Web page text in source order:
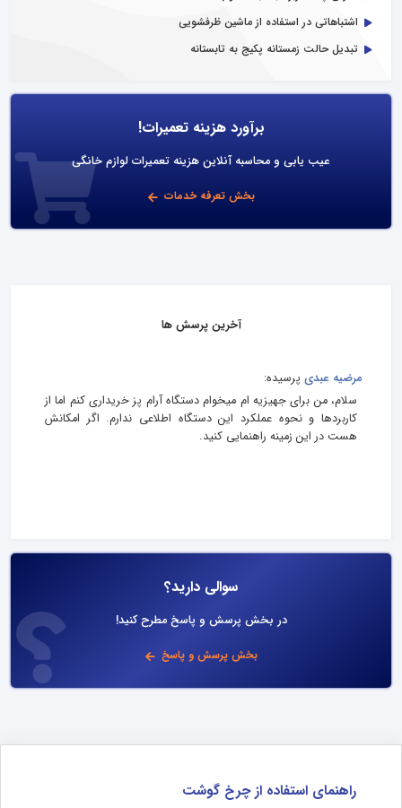
اشتباهاتی در استفاده از ماشین ظرفشویی
تبدیل حالت زمستانه پکیج به تابستانه
برآورد هزینه تعمیرات!
عیب یابی و محاسبه آنلاین هزینه تعمیرات لوازم خانگی
بخش تعرفه خدمات
آخرین پرسش ها
مرضیه عبدی پرسیده:
سلام، من برای جهیزیه‌ ام میخوام دستگاه آرام پز خریداری کنم اما از
کاربردها و نحوه عملکرد این دستگاه اطلاعی ندارم. اگر امکانش
هست در این زمینه راهنمایی کنید.
سوالی دارید؟
در بخش پرسش و پاسخ مطرح کنید!
بخش پرسش و پاسخ
راهنمای استفاده از چرخ گوشت